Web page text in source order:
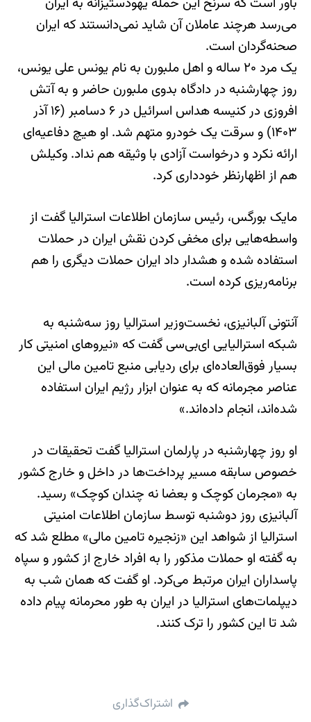
می‌رسد هرچند عاملان آن شاید نمی‌دانستند که ایران
صحنه‌گردان است.
یک مرد ۲۰ ساله و اهل ملبورن به نام یونس علی یونس،
روز چهارشنبه در دادگاه بدوی ملبورن حاضر و به آتش‌
افروزی در کنیسه هداس اسرائیل در ۶ دسامبر (۱۶ آذر
۱۴۰۳) و سرقت یک خودرو متهم شد. او هیچ دفاعیه‌ای
ارائه نکرد و درخواست آزادی با وثیقه هم نداد. وکیلش
هم از اظهارنظر خودداری کرد.
مایک بورگس، رئیس سازمان اطلاعات استرالیا گفت از
واسطه‌هایی برای مخفی کردن نقش ایران در حملات
استفاده شده و هشدار داد ایران حملات دیگری را هم
برنامه‌ریزی کرده است.
آنتونی آلبانیزی، نخست‌وزیر استرالیا روز سه‌شنبه به
شبکه استرالیایی ای‌بی‌سی گفت که «نیروهای امنیتی کار
بسیار فوق‌العاده‌ای برای ردیابی منبع تامین مالی این
عناصر مجرمانه که به عنوان ابزار رژیم ایران استفاده
شده‌اند، انجام داده‌اند.»
او روز چهارشنبه در پارلمان استرالیا گفت تحقیقات در
خصوص سابقه مسیر پرداخت‌ها در داخل و خارج کشور
به «مجرمان کوچک و بعضا نه چندان کوچک» رسید.
آلبانیزی روز دوشنبه توسط سازمان اطلاعات امنیتی
استرالیا از شواهد این «زنجیره تامین مالی» مطلع شد که
به گفته او حملات مذکور را به افراد خارج از کشور و سپاه
پاسداران ایران مرتبط می‌کرد. او گفت که همان شب به
دیپلمات‌های استرالیا در ایران به طور محرمانه پیام داده
شد تا این کشور را ترک کنند.
اشتراک‌گذاری